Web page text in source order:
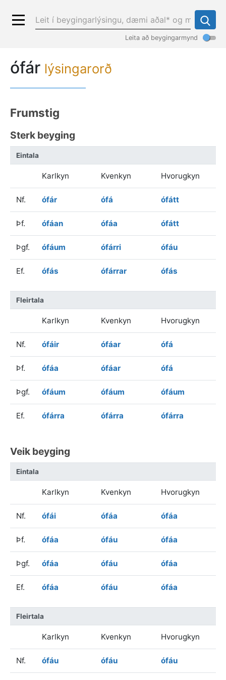
Leita að beygingarmynd
ófár lýsingarorð
Frumstig
Sterk beyging
Eintala
Karlkyn Kvenkyn Hvorugkyn
Nf. ófár ófá ófátt
Þf. ófáan ófáa ófátt
Þgf. ófáum ófárri ófáu
Ef. ófás ófárrar ófás
Fleirtala
Karlkyn Kvenkyn Hvorugkyn
Nf. ófáir ófáar ófá
Þf. ófáa ófáar ófá
Þgf. ófáum ófáum ófáum
Ef. ófárra ófárra ófárra
Veik beyging
Eintala
Karlkyn Kvenkyn Hvorugkyn
Nf. ófái ófáa ófáa
Þf. ófáa ófáu ófáa
Þgf. ófáa ófáu ófáa
Ef. ófáa ófáu ófáa
Fleirtala
Karlkyn Kvenkyn Hvorugkyn
Nf. ófáu ófáu ófáu